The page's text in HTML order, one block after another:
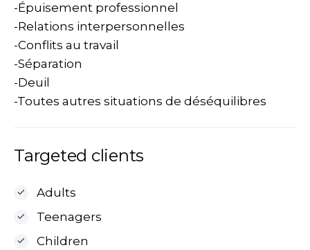
-Épuisement professionnel
-Relations interpersonnelles
-Conflits au travail
-Séparation
-Deuil
-Toutes autres situations de déséquilibres
Targeted clients
Adults
Teenagers
Children